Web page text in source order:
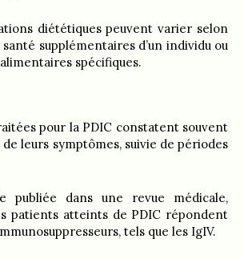
diététiques peuvent varier selon
supplémentaires d’un individu ou
spécifiques.
pour la PDIC constatent souvent
leurs symptômes, suivie de périodes
publiée dans une revue médicale,
patients atteints de PDIC répondent
tels que les IgIV.